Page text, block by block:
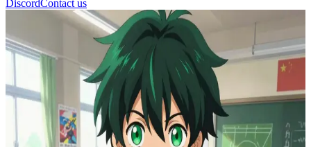
DiscordContact us